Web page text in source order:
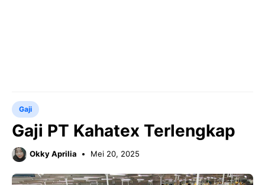
Gaji
Gaji PT Kahatex Terlengkap
Okky Aprilia Mei 20, 2025